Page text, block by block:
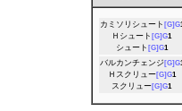
カミソリシュート [G]G1
Ｈシュート [G]G1
シュート [G]G1
バルカンチェンジ[G]G1
Ｈスクリュー[G]G1
スクリュー[G]G1